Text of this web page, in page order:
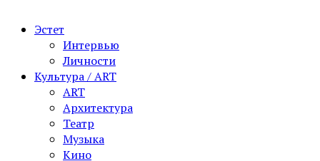
Эстет
Интервью
Личности
Культура / ART
ART
Архитектура
Театр
Музыка
Кино